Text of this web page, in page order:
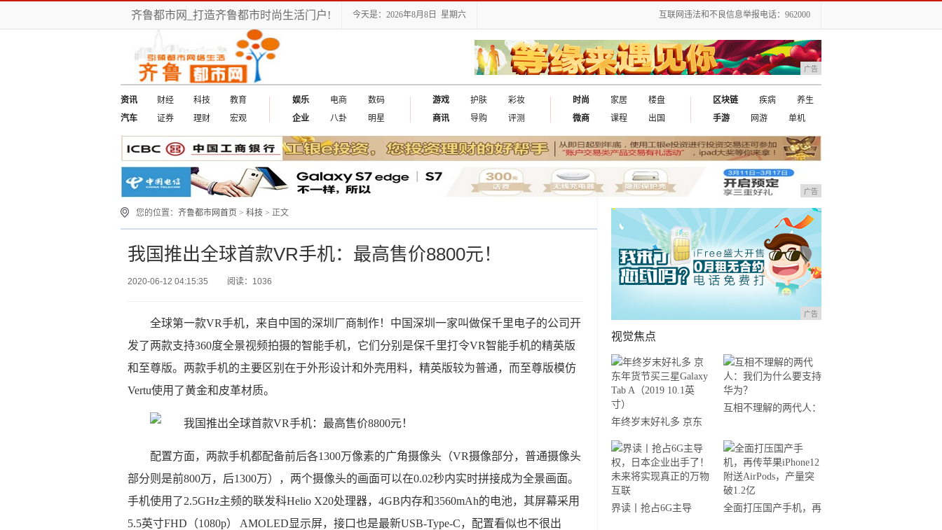
齐鲁都市网_打造齐鲁都市时尚生活门户! 今天是：2026年8月8日 星期六 互联网违法和不良信息举报电话：962000
广告
资讯 财经 科技
教育
汽车
证券 理财 宏观
娱乐 电商
数码
企业
八卦 明星
游戏 护肤
彩妆
商讯
导购 评测
时尚 家居
楼盘
微商
课程 出国
区块链 疾病
养生
手游
网游 单机
广告
您的位置： 齐鲁都市网首页 > 科技 > 正文
我国推出全球首款VR手机：最高售价8800元！
2020-06-12 04:15:35 阅读：1036
全球第一款VR手机，来自中国的深圳厂商制作！中国深圳一家叫做保千里电子的公司开
发了两款支持360度全景视频拍摄的智能手机，它们分别是保千里打令VR智能手机的精英版
和至尊版。两款手机的主要区别在于外形设计和外壳用料，精英版较为普通，而至尊版模仿
Vertu使用了黄金和皮革材质。
配置方面，两款手机都配备前后各1300万像素的广角摄像头（VR摄像部分，普通摄像头
部分则是前800万，后1300万），两个摄像头的画面可以在0.02秒内实时拼接成为全景画面。
手机使用了2.5GHz主频的联发科Helio X20处理器，4GB内存和3560mAh的电池，其屏幕采用
5.5英寸FHD（1080p） AMOLED显示屏，接口也是最新USB-Type-C，配置看似也不很出
广告
视觉焦点
年终岁末好礼多 京东
年货节买三星Galaxy
Tab A（2019 10.1英
寸）
互相不理解的两代人：
为？
界读丨抢占6G主导
全面打压国产手机，再